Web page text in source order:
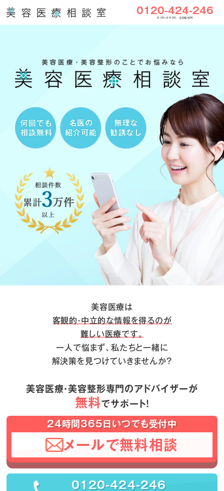
0120-424-246
9:00〜24:00／土日祝もOK
美容医療は
客観的・中立的な情報を得るのが
難しい医療です。
一人で悩まず、私たちと一緒に
解決策を見つけていきませんか？
美容医療・美容整形専門のアドバイザーが
無料でサポート！
24時間365日いつでも受付中
メールで無料相談
0120-424-246